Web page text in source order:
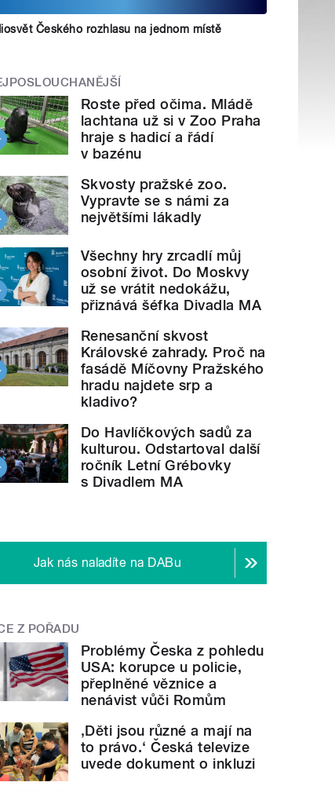
Sehnoutka " style="">Kauzu sleduje redaktor Petr
Českého rozhlasu na jednom místě
Roste před očima. Mládě
lachtana už si v Zoo Praha
hraje s hadicí a řádí
v bazénu
Skvosty pražské zoo.
Vypravte se s námi za
největšími lákadly
Všechny hry zrcadlí můj
osobní život. Do Moskvy
už se vrátit nedokážu,
přiznává šéfka Divadla MA
Renesanční skvost
Královské zahrady. Proč na
fasádě Míčovny Pražského
hradu najdete srp a
kladivo?
Do Havlíčkových sadů za
kulturou. Odstartoval další
ročník Letní Grébovky
s Divadlem MA
Jak nás naladíte na DABu
Z POŘADU
Problémy Česka z pohledu
USA: korupce u policie,
přeplněné věznice a
nenávist vůči Romům
‚Děti jsou různé a mají na
to právo.‘ Česká televize
uvede dokument o inkluzi